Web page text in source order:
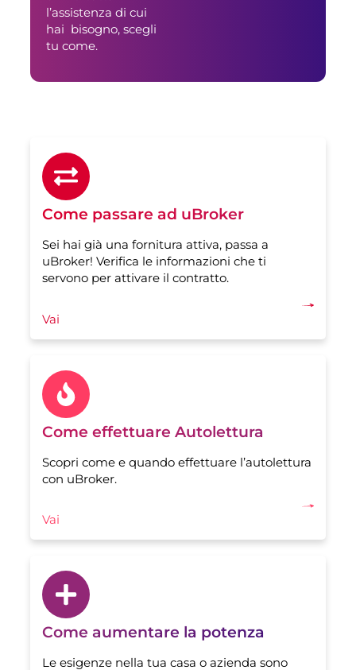
l’assistenza di cui
hai bisogno, scegli
tu come.
Come passare ad uBroker
Sei hai già una fornitura attiva, passa a
uBroker! Verifica le informazioni che ti
servono per attivare il contratto.
Vai
Come effettuare Autolettura
Scopri come e quando effettuare l’autolettura
con uBroker.
Vai
Come aumentare la potenza
Le esigenze nella tua casa o azienda sono